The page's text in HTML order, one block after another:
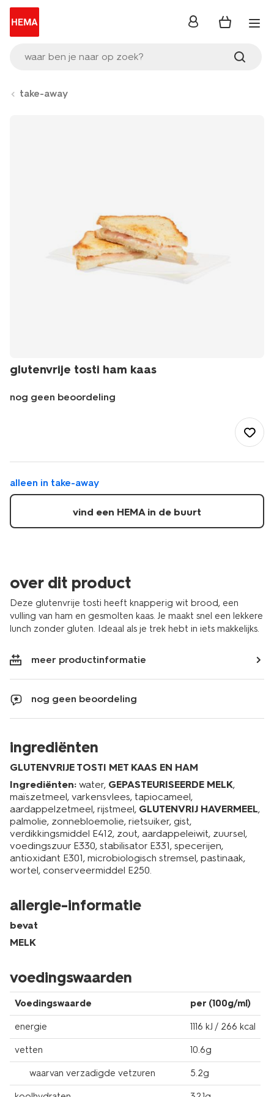
waar ben je naar op zoek?
inloggen
take-away
glutenvrije tosti ham kaas
nog geen beoordeling
ham-
kaas-
alleen in take-away
vind een HEMA in de buurt
over dit product
Deze glutenvrije tosti heeft knapperig wit brood, een
vulling van ham en gesmolten kaas. Je maakt snel een lekkere
lunch zonder gluten. Ideaal als je trek hebt in iets makkelijks.
meer productinformatie
nog geen beoordeling
ingrediënten
GLUTENVRIJE TOSTI MET KAAS EN HAM
Ingrediënten: water, GEPASTEURISEERDE MELK,
maïszetmeel, varkensvlees, tapiocameel,
aardappelzetmeel, rijstmeel, GLUTENVRIJ HAVERMEEL,
palmolie, zonnebloemolie, rietsuiker, gist,
verdikkingsmiddel E412, zout, aardappeleiwit, zuursel,
voedingszuur E330, stabilisator E331, specerijen,
antioxidant E301, microbiologisch stremsel, pastinaak,
wortel, conserveermiddel E250.
allergie-informatie
bevat
MELK
voedingswaarden
Voedingswaarde per (100g/ml)
energie 1116 kJ / 266 kcal
vetten 10.6g
waarvan verzadigde vetzuren 5.2g